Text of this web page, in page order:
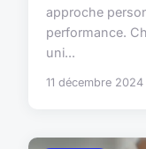
approche
performance.
uni...
11 décembre 2024